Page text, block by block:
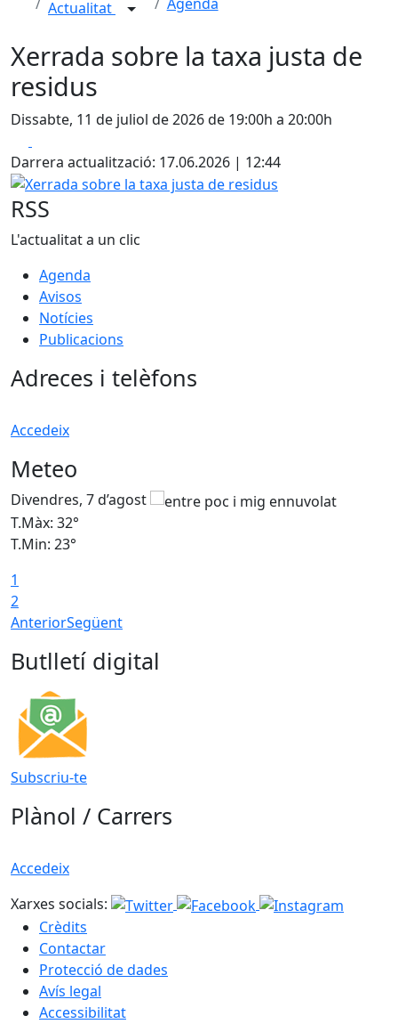
Actualitat
Xerrada sobre la taxa justa de
residus
Dissabte, 11 de juliol de 2026 de 19:00h a 20:00h
Darrera actualització: 17.06.2026 | 12:44
Xerrada sobre la taxa justa de residus
RSS
L'actualitat a un clic
Agenda
Avisos
Notícies
Publicacions
Adreces i telèfons
Accedeix
Meteo
Divendres, 7 d’agost
T.Màx: 32°
T.Min: 23°
1
2
AnteriorSegüent
Butlletí digital
Subscriu-te
Plànol / Carrers
Accedeix
Xarxes socials:
Crèdits
Contactar
Protecció de dades
Avís legal
Accessibilitat